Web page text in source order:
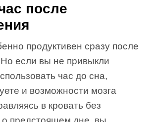
после
продуктивен сразу после
если вы не привыкли
час до сна,
и возможности мозга
в кровать без